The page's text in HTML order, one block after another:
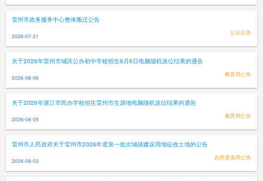
雷州市政务服务中心整体搬迁公告
2026-07-21 公示公告
关于2026年雷州市城区公办初中学校招生8月6日电脑随机派位结果的通告
2026-08-06 教育局公告
关于2026年湛江市民办学校招生雷州市生源地电脑随机派位结果的通告
2026-08-05 教育局公告
雷州市人民政府关于雷州市2026年度第一批次城镇建设用地征收土地的公告
2026-08-03 自然资源局公告